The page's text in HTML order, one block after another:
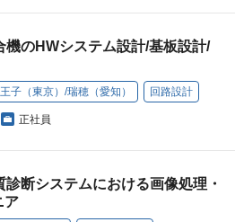
のHWシステム設計/基板設計/
子（東京）/瑞穂（愛知） 回路設計
正社員
断システムにおける画像処理・
ア